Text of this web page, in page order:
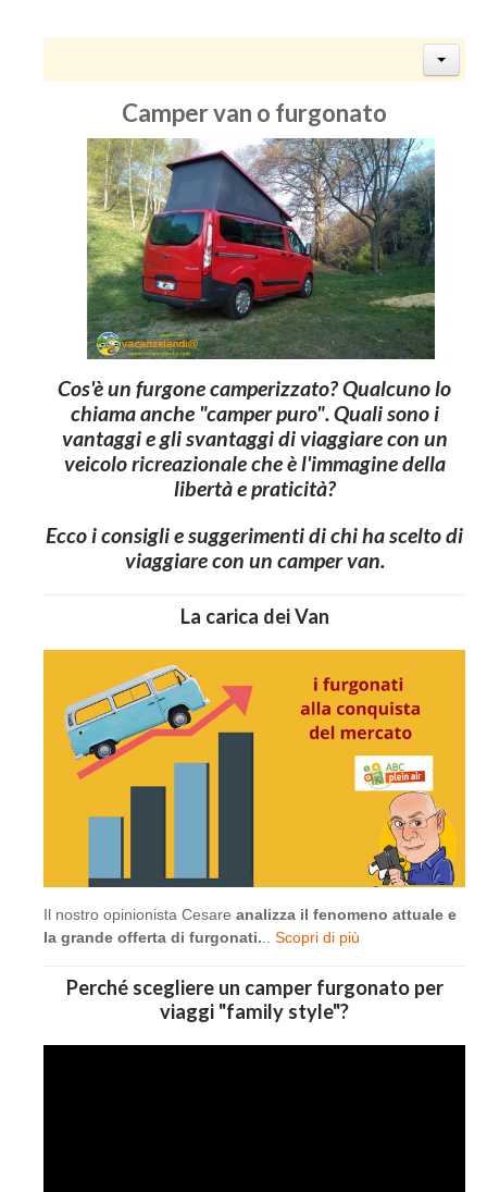
Camper van o furgonato
Cos'è un furgone camperizzato? Qualcuno lo
chiama anche "camper puro". Quali sono i
vantaggi e gli svantaggi di viaggiare con un
veicolo ricreazionale che è l'immagine della
libertà e praticità?
Ecco i consigli e suggerimenti di chi ha scelto di
viaggiare con un camper van.
La carica dei Van
Il nostro opinionista Cesare analizza il fenomeno attuale e
la grande offerta di furgonati... Scopri di più
Perché scegliere un camper furgonato per
viaggi "family style"?